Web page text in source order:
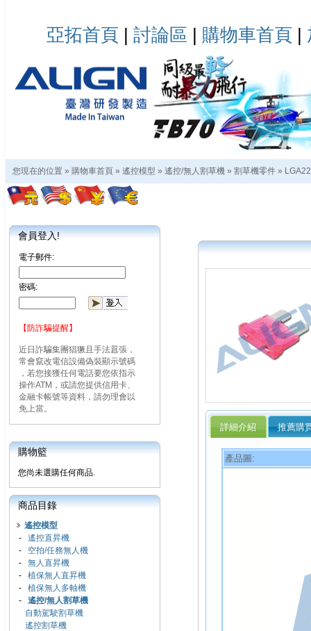
亞拓首頁 | 討論區 | 購物車首頁 |
您現在的位置 » 購物車首頁 » 遙控模型 » 遙控/無人割草機 » 割草機零件 »
會員登入!
電子郵件:
密碼:
【防詐騙提醒】
近日詐騙集團猖獗且手法囂張，
常會竄改電信設備偽裝顯示號碼
，若您接獲任何電話要您依指示
操作ATM，或請您提供信用卡、
金融卡帳號等資料，請勿理會以
免上當。
購物籃
您尚未選購任何商品.
商品目錄
遙控模型
- 遙控直昇機
- 空拍/任務無人機
- 無人直昇機
- 植保無人直昇機
- 植保無人多軸機
- 遙控/無人割草機
自動駕駛割草機
遙控割草機
詳細介紹 推薦購
產品圖: